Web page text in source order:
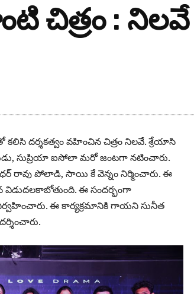
చిత్రం : నిలవే
దర్శకత్వం వహించిన చిత్రం నిలవే. శ్రేయాసి
సుప్రియా ఐసోలా మరో జంటగా నటించారు.
రావు పోలాడి, సాయి కే వెన్నం నిర్మించారు. ఈ
విడుదలకాబోతుంది. ఈ సందర్భంగా
ఈ కార్యక్రమానికి గాయని సునీత